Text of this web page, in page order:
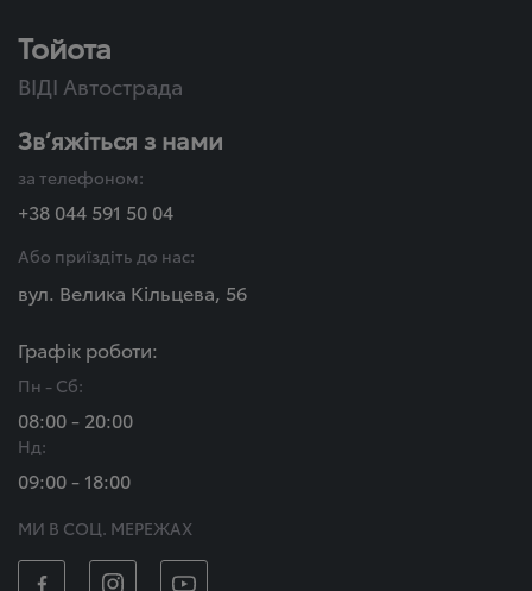
Тойота
ВІДІ Автострада
Зв’яжіться з нами
за телефоном:
+38 044 591 50 04
Або приїздіть до нас:
вул. Велика Кільцева, 56
Графік роботи:
Пн - Сб:
08:00 - 20:00
Нд:
09:00 - 18:00
МИ В СОЦ. МЕРЕЖАХ